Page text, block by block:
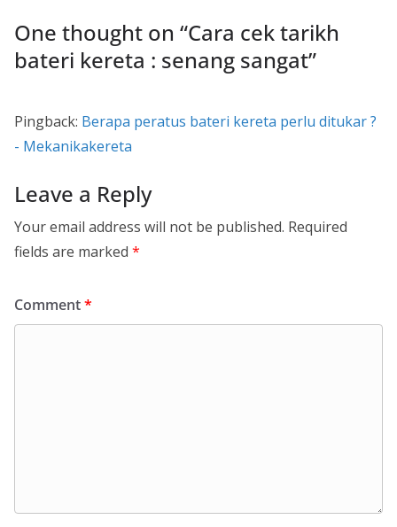
One thought on “Cara cek tarikh
bateri kereta : senang sangat”
Pingback: Berapa peratus bateri kereta perlu ditukar ?
- Mekanikakereta
Leave a Reply
Your email address will not be published. Required
fields are marked *
Comment*